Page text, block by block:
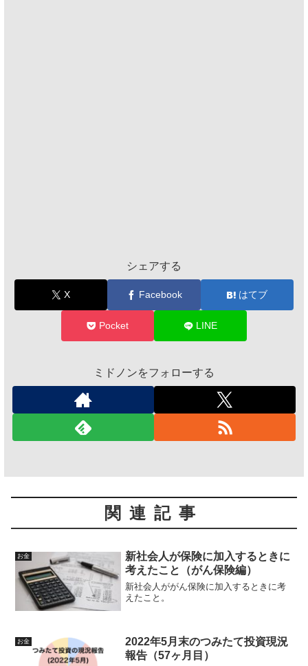
シェアする
X Facebook はてブ
Pocket LINE
ミドノンをフォローする
関連記事
お金
新社会人が保険に加入するときに
考えたこと（がん保険編）
新社会人ががん保険に加入するときに考
えたこと。
お金
2022年5月末のつみたて投資現況
報告（57ヶ月目）